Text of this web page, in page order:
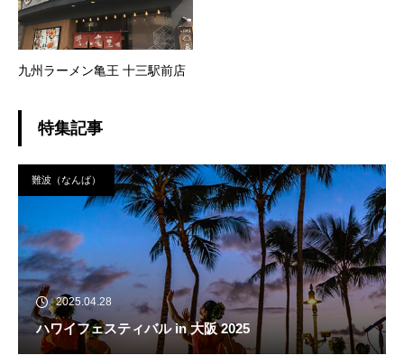
九州ラーメン亀王 十三駅前店
特集記事
難波（なんば）
2025.04.28
ハワイフェスティバル in 大阪 2025